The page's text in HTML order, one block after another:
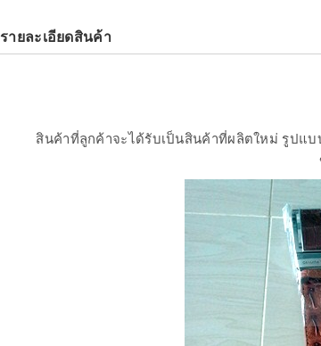
รายละเอียดสินค้า
สินค้าที่ลูกค้าจะได้รับเป็นสินค้าที่ผลิตใหม่ รูปแ